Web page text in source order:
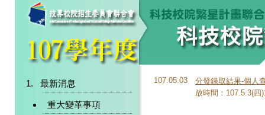
最新消息
重大變革事項
107.05.03
分發錄取結果-個人
放時間：107.5.3(四